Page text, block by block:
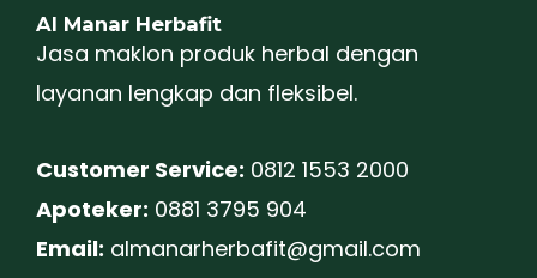
Al Manar Herbafit
Jasa maklon produk herbal dengan
layanan lengkap dan fleksibel.
Customer Service: 0812 1553 2000
Apoteker: 0881 3795 904
Email: almanarherbafit@gmail.com